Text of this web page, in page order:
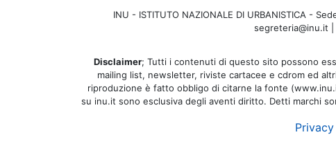
INU - ISTITUTO NAZIONALE DI URBANISTICA -
segreteria@inu.it |
Disclaimer; Tutti i contenuti di questo sito possono
mailing list, newsletter, riviste cartacee e cdrom ed
riproduzione è fatto obbligo di citarne la fonte
su inu.it sono esclusiva degli aventi diritto. Detti marchi